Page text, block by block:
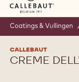
Coatings & Vullingen
CALLEBAUT
CREME